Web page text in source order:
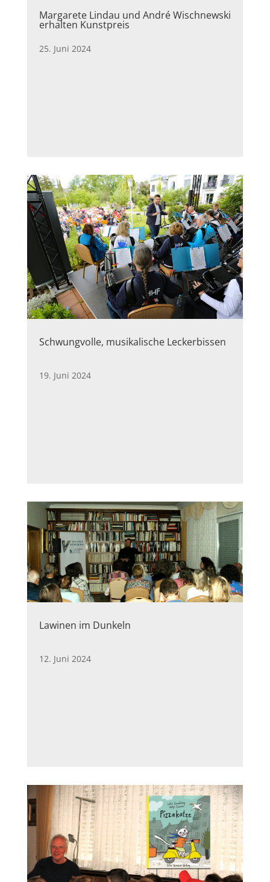
Margarete Lindau und André Wischnewski
erhalten Kunstpreis
25. Juni 2024
Schwungvolle, musikalische Leckerbissen
19. Juni 2024
Lawinen im Dunkeln
12. Juni 2024